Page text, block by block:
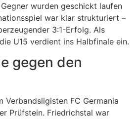
wurden geschickt laufen
war klar strukturiert –
3:1-Erfolg. Als
U15 verdient ins Halbfinale ein.
gegen den
FC Germania
Prüfstein. Friedrichstal war